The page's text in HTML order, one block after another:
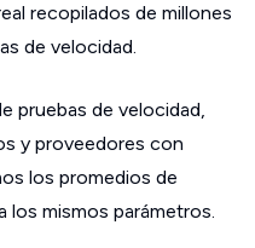
recopilados de millones
de velocidad.
pruebas de velocidad,
y proveedores con
los promedios de
los mismos parámetros.